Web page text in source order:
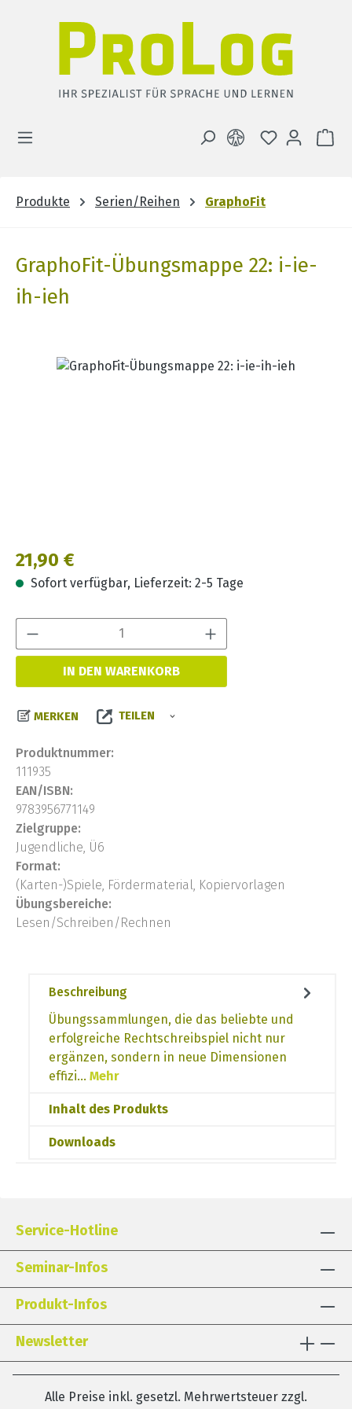
DU HAST 0
Produkte Serien/Reihen GraphoFit
GraphoFit-Übungsmappe 22: i-ie-
ih-ieh
Bildergalerie überspringen
Regulärer Preis:
21,90 €
Sofort verfügbar, Lieferzeit: 2-5 Tage
IN DEN WARENKORB
MERKEN TEILEN
Produktnummer:
111935
EAN/ISBN:
9783956771149
Zielgruppe:
Jugendliche, Ü6
Format:
(Karten-)Spiele, Fördermaterial, Kopiervorlagen
Übungsbereiche:
Lesen/Schreiben/Rechnen
Beschreibung
Übungssammlungen, die das beliebte und
erfolgreiche Rechtschreibspiel nicht nur
ergänzen, sondern in neue Dimensionen
effizi… Mehr
Inhalt des Produkts
Downloads
Service-Hotline
Seminar-Infos
Produkt-Infos
Newsletter
Alle Preise inkl. gesetzl. Mehrwertsteuer zzgl.